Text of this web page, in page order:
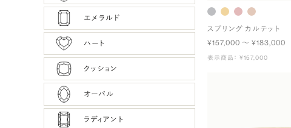
エメラルド
ハート
クッション
オーバル
ラディアント
スプリング カルテット
¥157,000 〜 ¥183,000
表示商品： ¥157,000